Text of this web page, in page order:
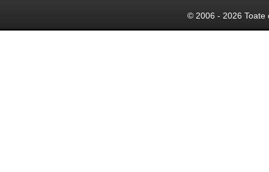
© 2006 - 2026